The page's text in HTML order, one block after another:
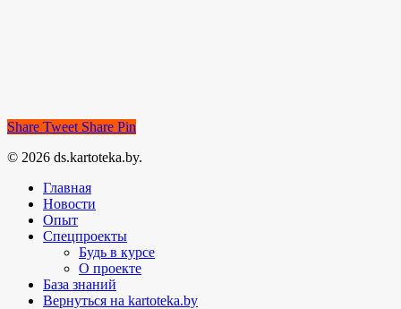
Share Tweet Share Pin
© 2026 ds.kartoteka.by.
Главная
Новости
Опыт
Спецпроекты
Будь в курсе
О проекте
База знаний
Вернуться на kartoteka.by